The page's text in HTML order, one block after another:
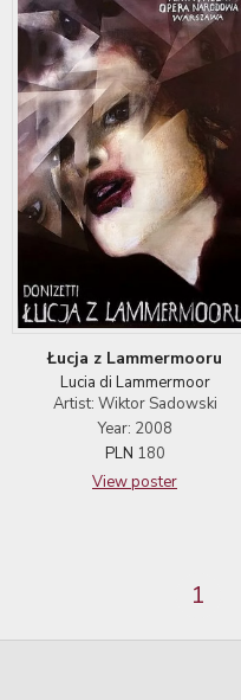
Łucja z Lammermooru
Lucia di Lammermoor
Artist: Wiktor Sadowski
Year: 2008
PLN 180
View poster
1